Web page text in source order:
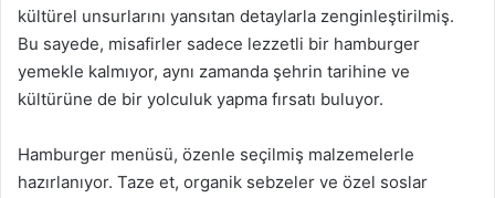
kültürel unsurlarını yansıtan detaylarla zenginleştirilmiş.
Bu sayede, misafirler sadece lezzetli bir hamburger
yemekle kalmıyor, aynı zamanda şehrin tarihine ve
kültürüne de bir yolculuk yapma fırsatı buluyor.
Hamburger menüsü, özenle seçilmiş malzemelerle
hazırlanıyor. Taze et, organik sebzeler ve özel soslar